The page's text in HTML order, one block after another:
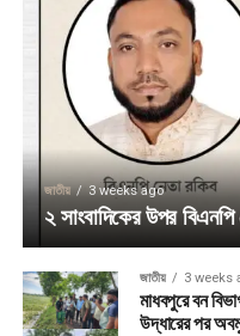
জাতীয় 3 weeks ago
২ সাংবাদিকের উপর বিএনপি
জাতীয় 3 weeks
মাধবপুরে বন
উদ্ধারের পর